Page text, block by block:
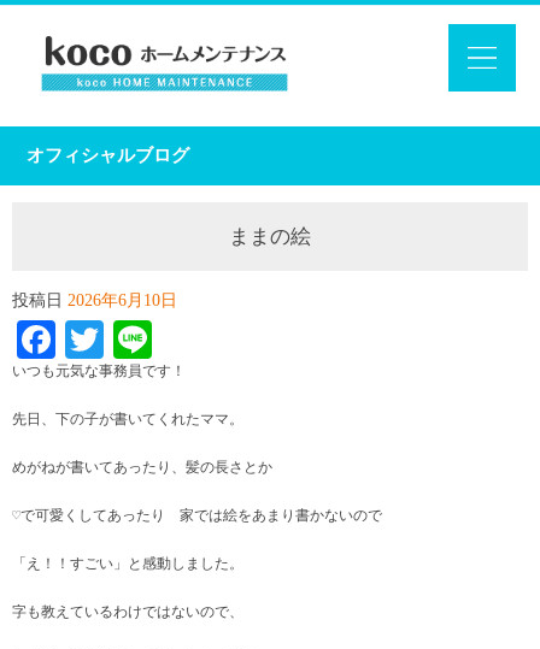
オフィシャルブログ
ままの絵
投稿日 2026年6月10日
Facebook
Twitter
いつも元気な事務員です！
先日、下の子が書いてくれたママ。
めがねが書いてあったり、髪の長さとか
♡で可愛くしてあったり 家では絵をあまり書かないので
「え！！すごい」と感動しました。
字も教えているわけではないので、